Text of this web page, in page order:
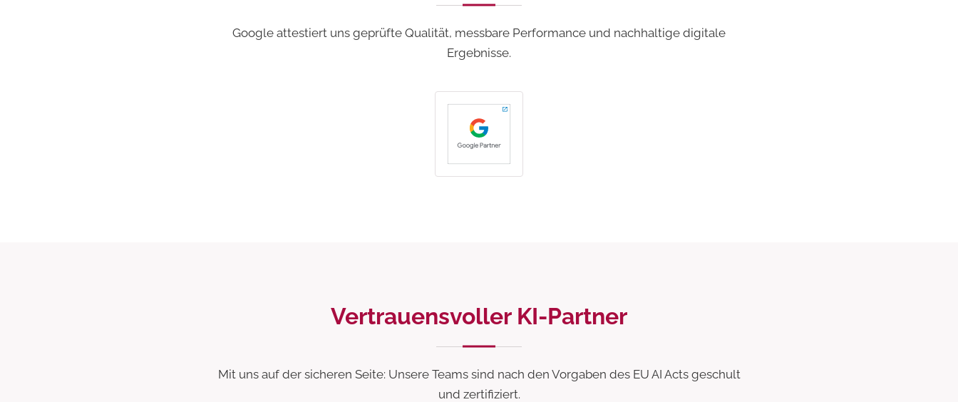
Google attestiert uns geprüfte Qualität, messbare Performance und nachhaltige digitale
Ergebnisse.
Vertrauensvoller KI-Partner
Mit uns auf der sicheren Seite: Unsere Teams sind nach den Vorgaben des EU AI Acts geschult
und zertifiziert.